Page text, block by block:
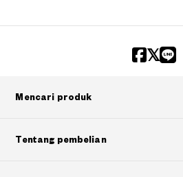
Mencari produk
Tentang pembelian